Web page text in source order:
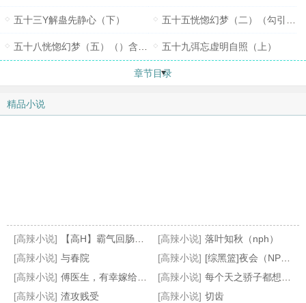
五十三Y解蛊先静心（下） 五十五恍惚幻梦（二）（勾引）含量80%
五十八恍惚幻梦（五）（）含量70% 五十九弭忘虚明自照（上）
章节目录
精品小说
[高辣小说] 【高H】霸气回肠江南春 [高辣小说] 落叶知秋（nph）
[高辣小说] 与春院 [高辣小说] [综黑篮]夜会（NPH）
[高辣小说] 傅医生，有幸嫁给你（重生 1v1 sc） [高辣小说] 每个天之骄子都想强上我[np11男主]
[高辣小说] 渣攻贱受 [高辣小说] 切齿